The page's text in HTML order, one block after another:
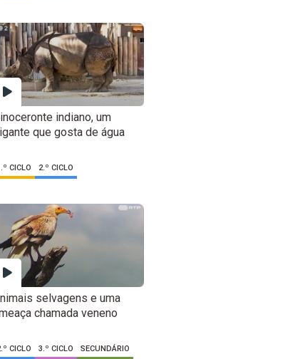
indiano, um
que gosta de água
CICLO 2.º CICLO
selvagens e uma
chamada veneno
CICLO 3.º CICLO SECUNDÁRIO